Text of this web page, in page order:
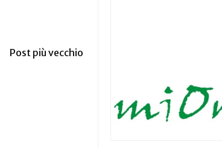
Post più vecchio